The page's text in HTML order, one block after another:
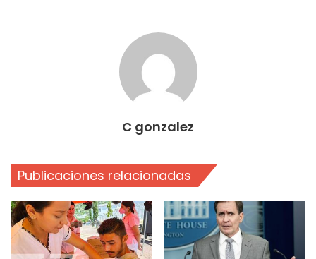
C gonzalez
Publicaciones relacionadas